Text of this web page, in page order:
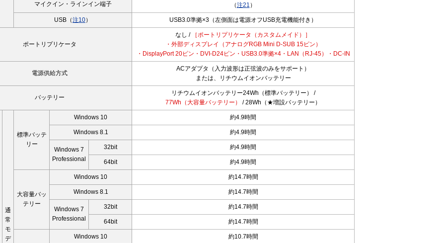
（注21 ）
マイクイン・ラインイン端子
USB（注10） USB3.0準拠×3（左側面は電源オフUSB充電機能付き）
ポートリプリケータ
なし /
［ポートリプリケータ（カスタムメイド）］
・外部ディスプレイ（アナログRGB Mini D-SUB 15ピン）
・DisplayPort 20ピン・DVI-D24ピン・USB3.0準拠×4・LAN（RJ-45）・DC-IN
電源供給方式
ACアダプタ（入力波形は正弦波のみをサポート）
または、リチウムイオンバッテリー
バッテリー
リチウムイオンバッテリー24Wh（標準バッテリー） /
77Wh（大容量バッテリー）
/ 28Wh（★増設バッテリー）
通
常
モ
デ
標準バッテ
リー
Windows 10 約4.9時間
Windows 8.1 約4.9時間
Windows 7
Professional
32bit 約4.9時間
64bit 約4.9時間
大容量バッ
テリー
Windows 10 約14.7時間
Windows 8.1 約14.7時間
Windows 7
Professional
32bit 約14.7時間
64bit 約14.7時間
Windows 10 約10.7時間